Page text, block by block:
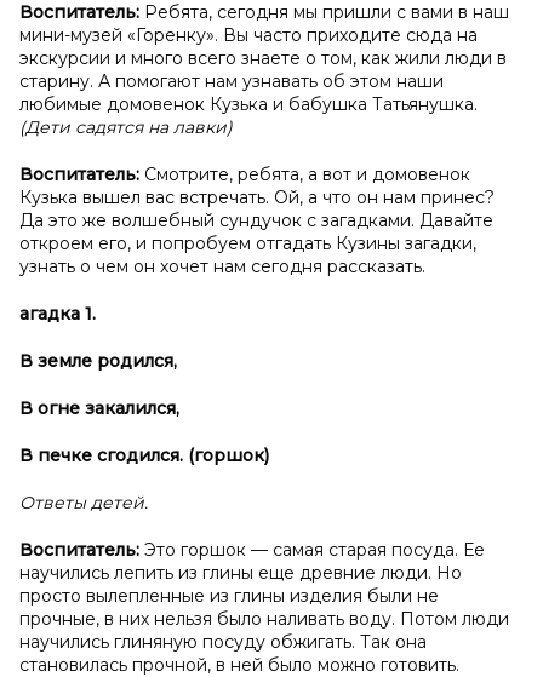
Воспитатель: Ребята, сегодня мы пришли с вами в наш
мини-музей «Горенку». Вы часто приходите сюда на
экскурсии и много всего знаете о том, как жили люди в
старину. А помогают нам узнавать об этом наши
любимые домовенок Кузька и бабушка Татьянушка.
(Дети садятся на лавки)
Воспитатель: Смотрите, ребята, а вот и домовенок
Кузька вышел вас встречать. Ой, а что он нам принес?
Да это же волшебный сундучок с загадками. Давайте
откроем его, и попробуем отгадать Кузины загадки,
узнать о чем он хочет нам сегодня рассказать.
агадка 1.
В земле родился,
В огне закалился,
В печке сгодился. (горшок)
Ответы детей.
Воспитатель: Это горшок — самая старая посуда. Ее
научились лепить из глины еще древние люди. Но
просто вылепленные из глины изделия были не
прочные, в них нельзя было наливать воду. Потом люди
научились глиняную посуду обжигать. Так она
становилась прочной, в ней было можно готовить.